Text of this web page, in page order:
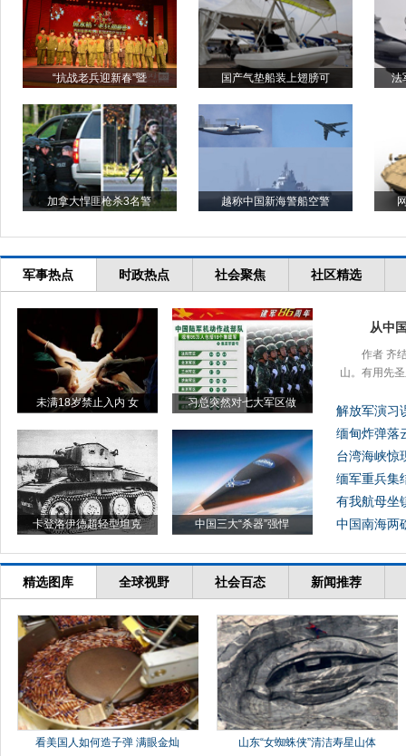
“抗战老兵迎新春”暨 国产气垫船装上翅膀可 法
加拿大悍匪枪杀3名警 越称中国新海警船空警
军事热点 时政热点 社会聚焦 社区精选
未满18岁禁止入内 女 习总突然对七大军区做
卡登洛伊德超轻型坦克 中国三大“杀器”强悍
从中
作者 齐
山。有用先
解放军演习
缅甸炸弹落
台湾海峡惊
缅军重兵集
有我航母坐
中国南海两
精选图库 全球视野 社会百态 新闻推荐
看美国人如何造子弹 满眼金灿 山东“女蜘蛛侠”清洁寿星山体